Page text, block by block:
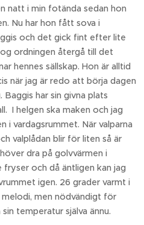
natt i min fotända sedan hon
Nu har hon fått sova i
och det gick fint efter lite
ordningen återgå till det
hennes sällskap. Hon är alltid
när jag är redo att börja dagen
har sin givna plats
I helgen ska maken och jag
i vardagsrummet. När valparna
valplådan blir för liten så är
dra på golvvärmen i
och då äntligen kan jag
igen. 26 grader varmt i
men nödvändigt för
temperatur själva ännu.